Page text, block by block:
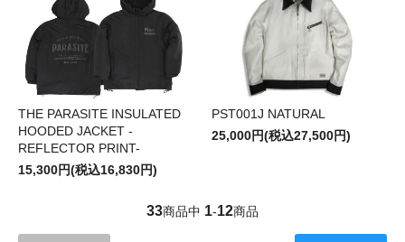
THE PARASITE INSULATED
HOODED JACKET -
REFLECTOR PRINT-
15,300円(税込16,830円)
PST001J NATURAL
25,000円(税込27,500円)
33商品中 1-12商品